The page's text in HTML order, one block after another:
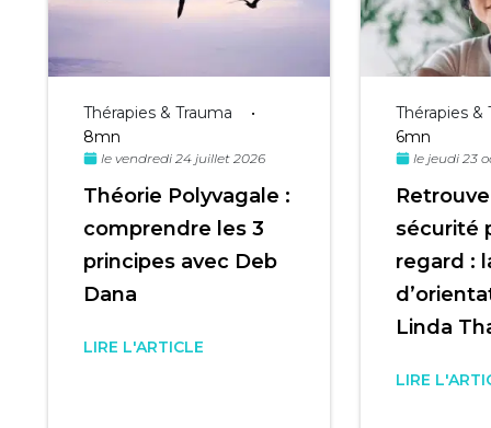
Thérapies & Trauma
•
8mn
le vendredi 24 juillet 2026
Théorie Polyvagale :
comprendre les 3
principes avec Deb
Dana
LIRE L'ARTICLE
Thérapies &
6mn
le jeudi 23
sécurité
regard :
Linda
LIRE